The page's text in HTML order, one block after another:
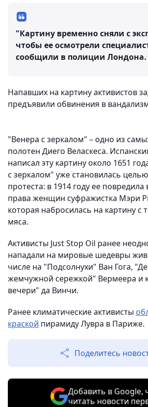
"Картину временно сняли с
чтобы ее осмотрели
сообщили в полиции Лондона.
Напавших на картину активистов
предъявили обвинения в
"Венера с зеркалом" – одно из
полотен Диего Веласкеса.
написал эту картину около 1651
с зеркалом" уже становилась
протеста: в 1914 году ее
права женщин суфражистка Мэри
которая набросилась на картину с
мяса.
Активисты Just Stop Oil ранее
нападали на мировые шедевры
числе на "Подсолнухи" Ван Гога,
жемчужной сережкой" Вермеера и
вечери" да Винчи.
Ранее климатические активисты
краской пирамиду Лувра в Париже.
Поделитесь
Добавить в Google,
читать новости